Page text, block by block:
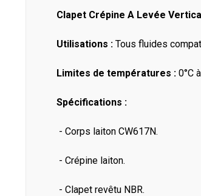
Clapet Crépine A Levée
Utilisations : Tous fluides
Limites de températures : 0°C
Spécifications :
- Corps laiton CW617N.
- Crépine laiton.
- Clapet revêtu NBR.